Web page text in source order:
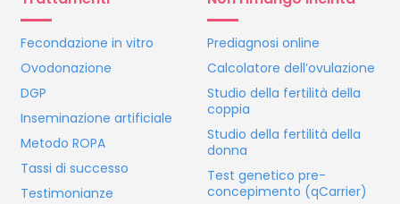
Fecondazione in vitro
Ovodonazione
DGP
Inseminazione artificiale
Metodo ROPA
Tassi di successo
Testimonianze
Prediagnosi online
Calcolatore dell’ovulazione
Studio della fertilità della
coppia
Studio della fertilità della
donna
Test genetico pre-
concepimento (qCarrier)